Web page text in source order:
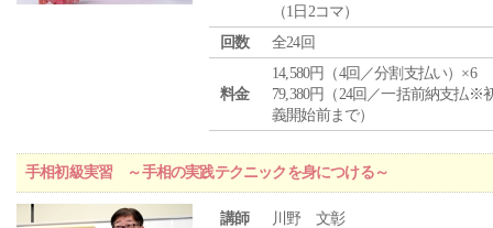
（1日2コマ）
回数
全24回
料金
14,580円（4回／分割支払い）×6
79,380円（24回／一括前納支払※
義開始前まで）
手相初級実習 ～手相の実践テクニックを身につける～
講師 川野 文彰